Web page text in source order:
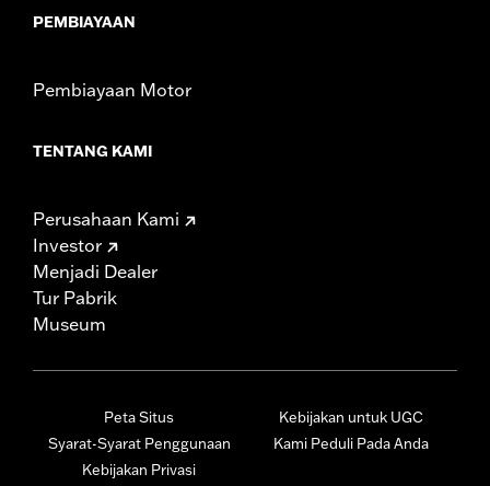
PEMBIAYAAN
Pembiayaan Motor
TENTANG KAMI
Perusahaan Kami
Investor
Menjadi Dealer
Tur Pabrik
Museum
Peta Situs
Syarat-Syarat Penggunaan
Kebijakan Privasi
Kebijakan untuk UGC
Kami Peduli Pada Anda